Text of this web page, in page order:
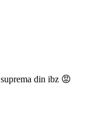
din ibz 😡